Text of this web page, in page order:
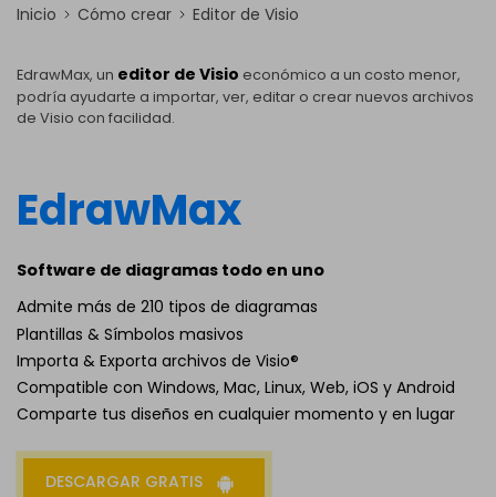
Inicio Cómo crear Editor de Visio
EdrawMax, un editor de Visio económico a un costo menor,
podría ayudarte a importar, ver, editar o crear nuevos archivos
de Visio con facilidad.
EdrawMax
Software de diagramas todo en uno
Admite más de 210 tipos de diagramas
Plantillas & Símbolos masivos
Importa & Exporta archivos de Visio®
Compatible con Windows, Mac, Linux, Web, iOS y Android
Comparte tus diseños en cualquier momento y en lugar
DESCARGAR GRATIS